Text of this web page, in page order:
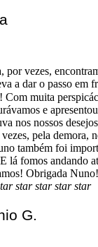
por vezes,
a dar o passo em
muita
e
nos nossos
pela demora,
também foi
lá fomos andando
Obrigada
star star star star
G.